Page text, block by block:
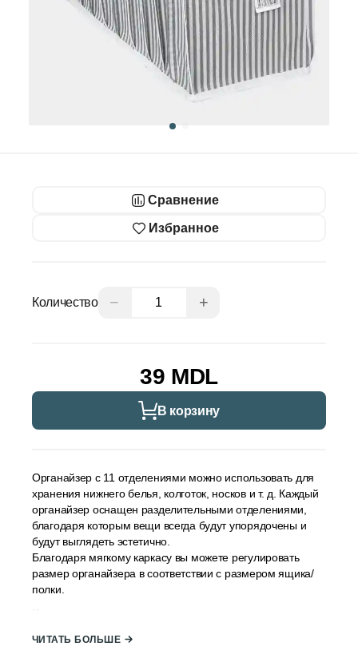
Сравнение
Избранное
Количество − +
39 MDL
В корзину
Органайзер с 11 отделениями можно использовать для
хранения нижнего белья, колготок, носков и т. д. Каждый
органайзер оснащен разделительными отделениями,
благодаря которым вещи всегда будут упорядочены и
будут выглядеть эстетично.
Благодаря мягкому каркасу вы можете регулировать
размер органайзера в соответствии с размером ящика/
полки.
Отделений: 11;
ЧИТАТЬ БОЛЬШЕ